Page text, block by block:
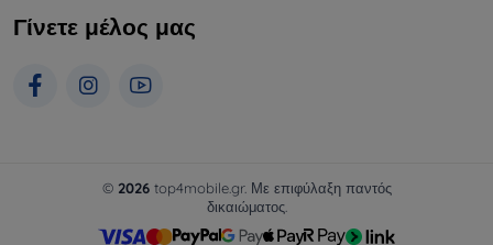
Γίνετε μέλος μας
© 2026top4mobile.gr. Με επιφύλαξη παντός
δικαιώματος.